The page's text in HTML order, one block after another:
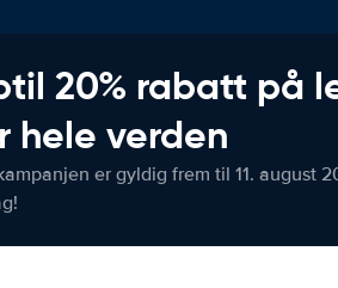
20% rabatt på
hele verden
er gyldig frem til 11. august